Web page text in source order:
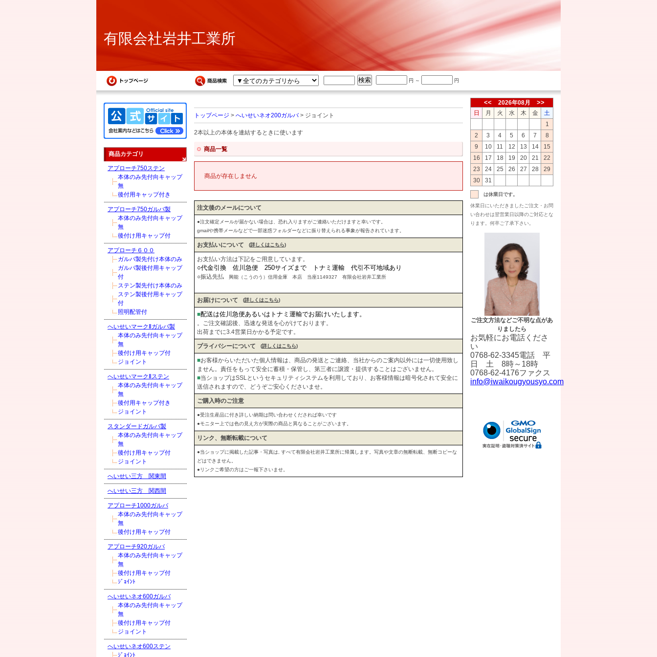
有限会社岩井工業所
円 ～ 円
商品カテゴリ
アプローチ750ステン
本体のみ先付向キャップ
無
後付用キャップ付き
アプローチ750ガルバ製
本体のみ先付向キャップ
無
後付け用キャップ付
アプローチ６００
ガルバ製先付け本体のみ
ガルバ製後付用キャップ
付
ステン製先付け本体のみ
ステン製後付用キャップ
付
照明配管付
へいせいマークⅡガルバ製
本体のみ先付向キャップ
無
後付け用キャップ付
ジョイント
へいせいマークⅡステン
本体のみ先付向キャップ
無
後付用キャップ付き
ジョイント
スタンダードガルバ製
本体のみ先付向キャップ
無
後付け用キャップ付
ジョイント
へいせい三方 関東間
へいせい三方 関西間
アプローチ1000ガルバ
本体のみ先付向キャップ
無
後付け用キャップ付
アプローチ920ガルバ
本体のみ先付向キャップ
無
後付け用キャップ付
ｼﾞｮｲﾝﾄ
へいせいネオ600ガルバ
本体のみ先付向キャップ
無
後付け用キャップ付
ジョイント
へいせいネオ600ステン
ｼﾞｮｲﾝﾄ
トップページ > へいせいネオ200ガルバ> ジョイント
2本以上の本体を連結するときに使います
商品一覧
商品が存在しません
注文後のメールについて
●注文確定メールが届かない場合は、恐れ入りますがご連絡いただけますと幸いです。
gmailや携帯メールなどで一部迷惑フォルダーなどに振り替えられる事象が報告されています。
お支払いについて (詳しくはこちら)
お支払い方法は下記をご用意しています。
○代金引換 佐川急便 250サイズまで トナミ運輸 代引不可地域あり
○振込先払 興能（こうのう）信用金庫 本店 当座1149327 有限会社岩井工業所
お届けについて (詳しくはこちら)
■配送は佐川急便あるいはトナミ運輸でお届けいたします。
。ご注文確認後、迅速な発送を心がけております。
出荷までに3.4営業日かかる予定です。
プライバシーについて (詳しくはこちら)
■お客様からいただいた個人情報は、商品の発送とご連絡、当社からのご案内以外には一切使用致し
ません。責任をもって安全に蓄積・保管し、第三者に譲渡・提供することはございません。
■当ショップはSSLというセキュリティシステムを利用しており、お客様情報は暗号化されて安全に
送信されますので、どうぞご安心くださいませ。
ご購入時のご注意
●受注生産品に付き詳しい納期は問い合わせくだされば幸いです
●モニター上では色の見え方が実際の商品と異なることがございます。
リンク、無断転載について
●当ショップに掲載した記事・写真は, すべて有限会社岩井工業所に帰属します。写真や文章の無断転載、無断コピーな
どはできません。
●リンクご希望の方はご一報下さいませ。
2026年08月
日
月 火 水 木 金
土
1
2
3 4 5 6 7
8
9
10 11 12 13 14
15
16
17 18 19 20 21
22
23
24 25 26 27 28
29
30
31
は休業日です。
休業日にいただきましたご注文・お問
い合わせは翌営業日以降のご対応とな
ります。何卒ご了承下さい。
ご注文方法などご不明な点があ
りましたら
お気軽にお電話くださ
い
0768-62-3345電話 平
日 土 8時～18時
0768-62-4176ファクス
info@iwaikougyousyo.com